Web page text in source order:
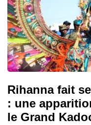
Rihanna fait
: une
le Grand